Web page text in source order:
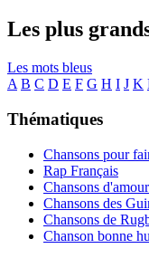
Les plus
Les mots bleus
A B C D E F G H I J K
Thématiques
Chansons pour
Rap Français
Chansons d'amour
Chansons des
Chansons de
Chanson bonne